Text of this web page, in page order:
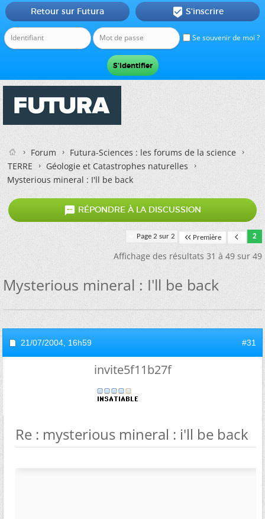
Se souvenir de moi ?
Retour sur Futura  S'inscrire
Forum
Futura-Sciences : les forums de la science
TERRE
Géologie et Catastrophes naturelles
Mysterious mineral : I'll be back
 RÉPONDRE À LA DISCUSSION
Page 2 sur 2 Première 2
Affichage des résultats 31 à 49 sur 49
Mysterious mineral : I'll be back
21/07/2004, 16h59 #31
invite5f11b27f
Re : mysterious mineral : i'll be back